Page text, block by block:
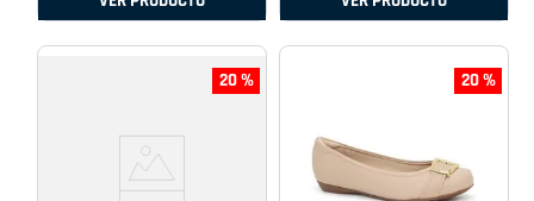
20 % 20 %